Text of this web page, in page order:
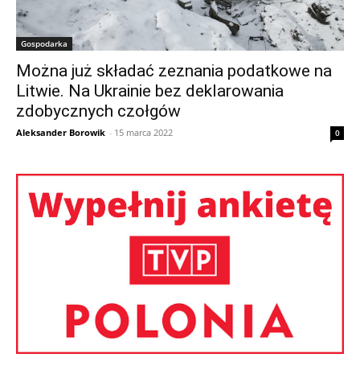
Gospodarka
Można już składać zeznania podatkowe na
Litwie. Na Ukrainie bez deklarowania
zdobycznych czołgów
Aleksander Borowik - 15 marca 2022 0